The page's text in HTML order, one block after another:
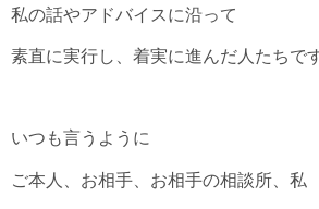
私の話やアドバイスに沿って
素直に実行し、着実に進んだ人たちです
いつも言うように
ご本人、お相手、お相手の相談所、私